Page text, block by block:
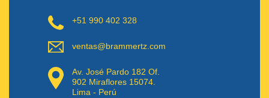
+51 990 402 328
ventas@brammertz.com
Av. José Pardo 182 Of.
902 Miraflores 15074.
Lima - Perú